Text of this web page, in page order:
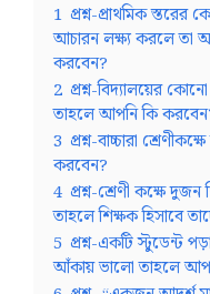
1 প্রশ্ন-প্রাথমিক
আচারন লক্ষ্য করলে তা
করবেন?
2 প্রশ্ন-বিদ্যালয়ের
তাহলে আপনি কি
3 প্রশ্ন-বাচ্চারা
করবেন?
4 প্রশ্ন-শ্রেণী কক্ষে
তাহলে শিক্ষক হিসাবে
5 প্রশ্ন-একটি স্টুডেন্ট
আঁকায় ভালো তাহলে